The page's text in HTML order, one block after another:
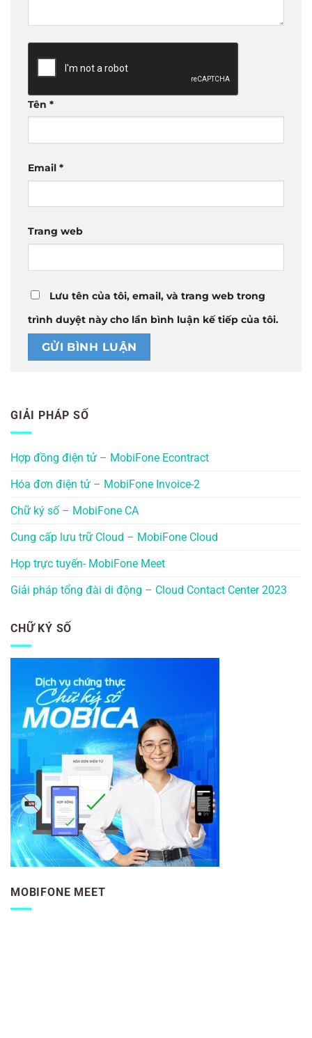
Tên *
Email *
Trang web
Lưu tên của tôi, email, và trang web trong
trình duyệt này cho lần bình luận kế tiếp của tôi.
GIẢI PHÁP SỐ
Hợp đồng điện tử – MobiFone Econtract
Hóa đơn điện tử – MobiFone Invoice-2
Chữ ký số – MobiFone CA
Cung cấp lưu trữ Cloud – MobiFone Cloud
Họp trực tuyến- MobiFone Meet
Giải pháp tổng đài di động – Cloud Contact Center 2023
CHỮ KÝ SỐ
MOBIFONE MEET